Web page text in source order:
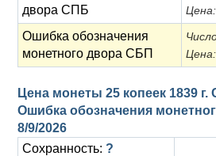
двора СПБ
Цена:
Ошибка обозначения
монетного двора СБП
Цена:
Цена монеты 25 копеек 1839 г.
Ошибка обозначения
8/9/2026
Сохранность: ?